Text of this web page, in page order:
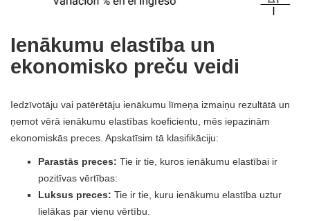
Ienākumu elastība un
ekonomisko preču veidi
Iedzīvotāju vai patērētāju ienākumu līmeņa izmaiņu rezultātā un
ņemot vērā ienākumu elastības koeficientu, mēs iepazinām
ekonomiskās preces. Apskatīsim tā klasifikāciju:
Parastās preces: Tie ir tie, kuros ienākumu elastībai ir
pozitīvas vērtības:
Luksus preces: Tie ir tie, kuru ienākumu elastība uztur
lielākas par vienu vērtību.